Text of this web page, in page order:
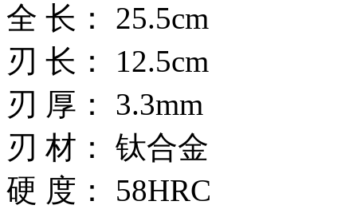
全 长： 25.5cm
刃 长： 12.5cm
刃 厚： 3.3mm
刃 材： 钛合金
硬 度： 58HRC